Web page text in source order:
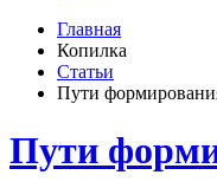
Главная
Копилка
Статьи
Пути
Пути